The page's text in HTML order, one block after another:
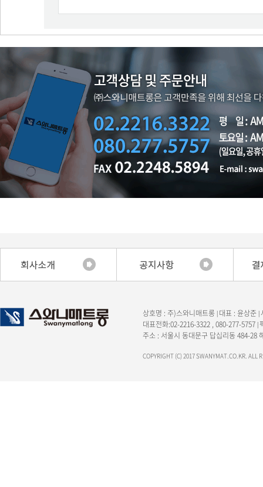
상호명 : 주)스와니매트롱 | 대표 : 윤상준 |
대표전화:02-2216-3322 , 080-277-5757 |
주소 : 서울시 동대문구 답십리동 484-28
COPYRIGHT (C) 2017 SWANYMAT.CO.KR. ALL